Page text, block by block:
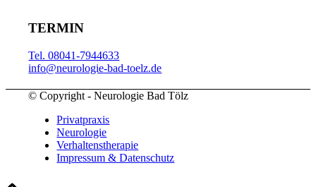
TERMIN
Tel. 08041-7944633
info@neurologie-bad-toelz.de
© Copyright - Neurologie Bad Tölz
Privatpraxis
Neurologie
Verhaltenstherapie
Impressum & Datenschutz